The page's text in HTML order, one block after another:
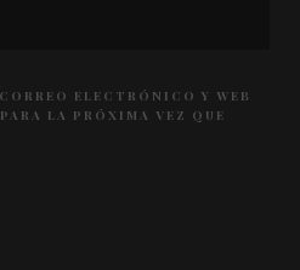
ELECTRÓNICO Y WEB
LA PRÓXIMA VEZ QUE